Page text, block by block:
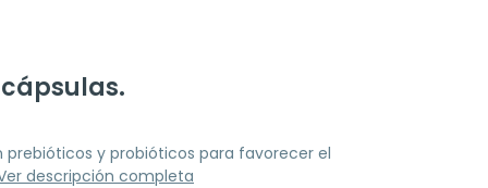
y probióticos para favorecer el
descripción completa